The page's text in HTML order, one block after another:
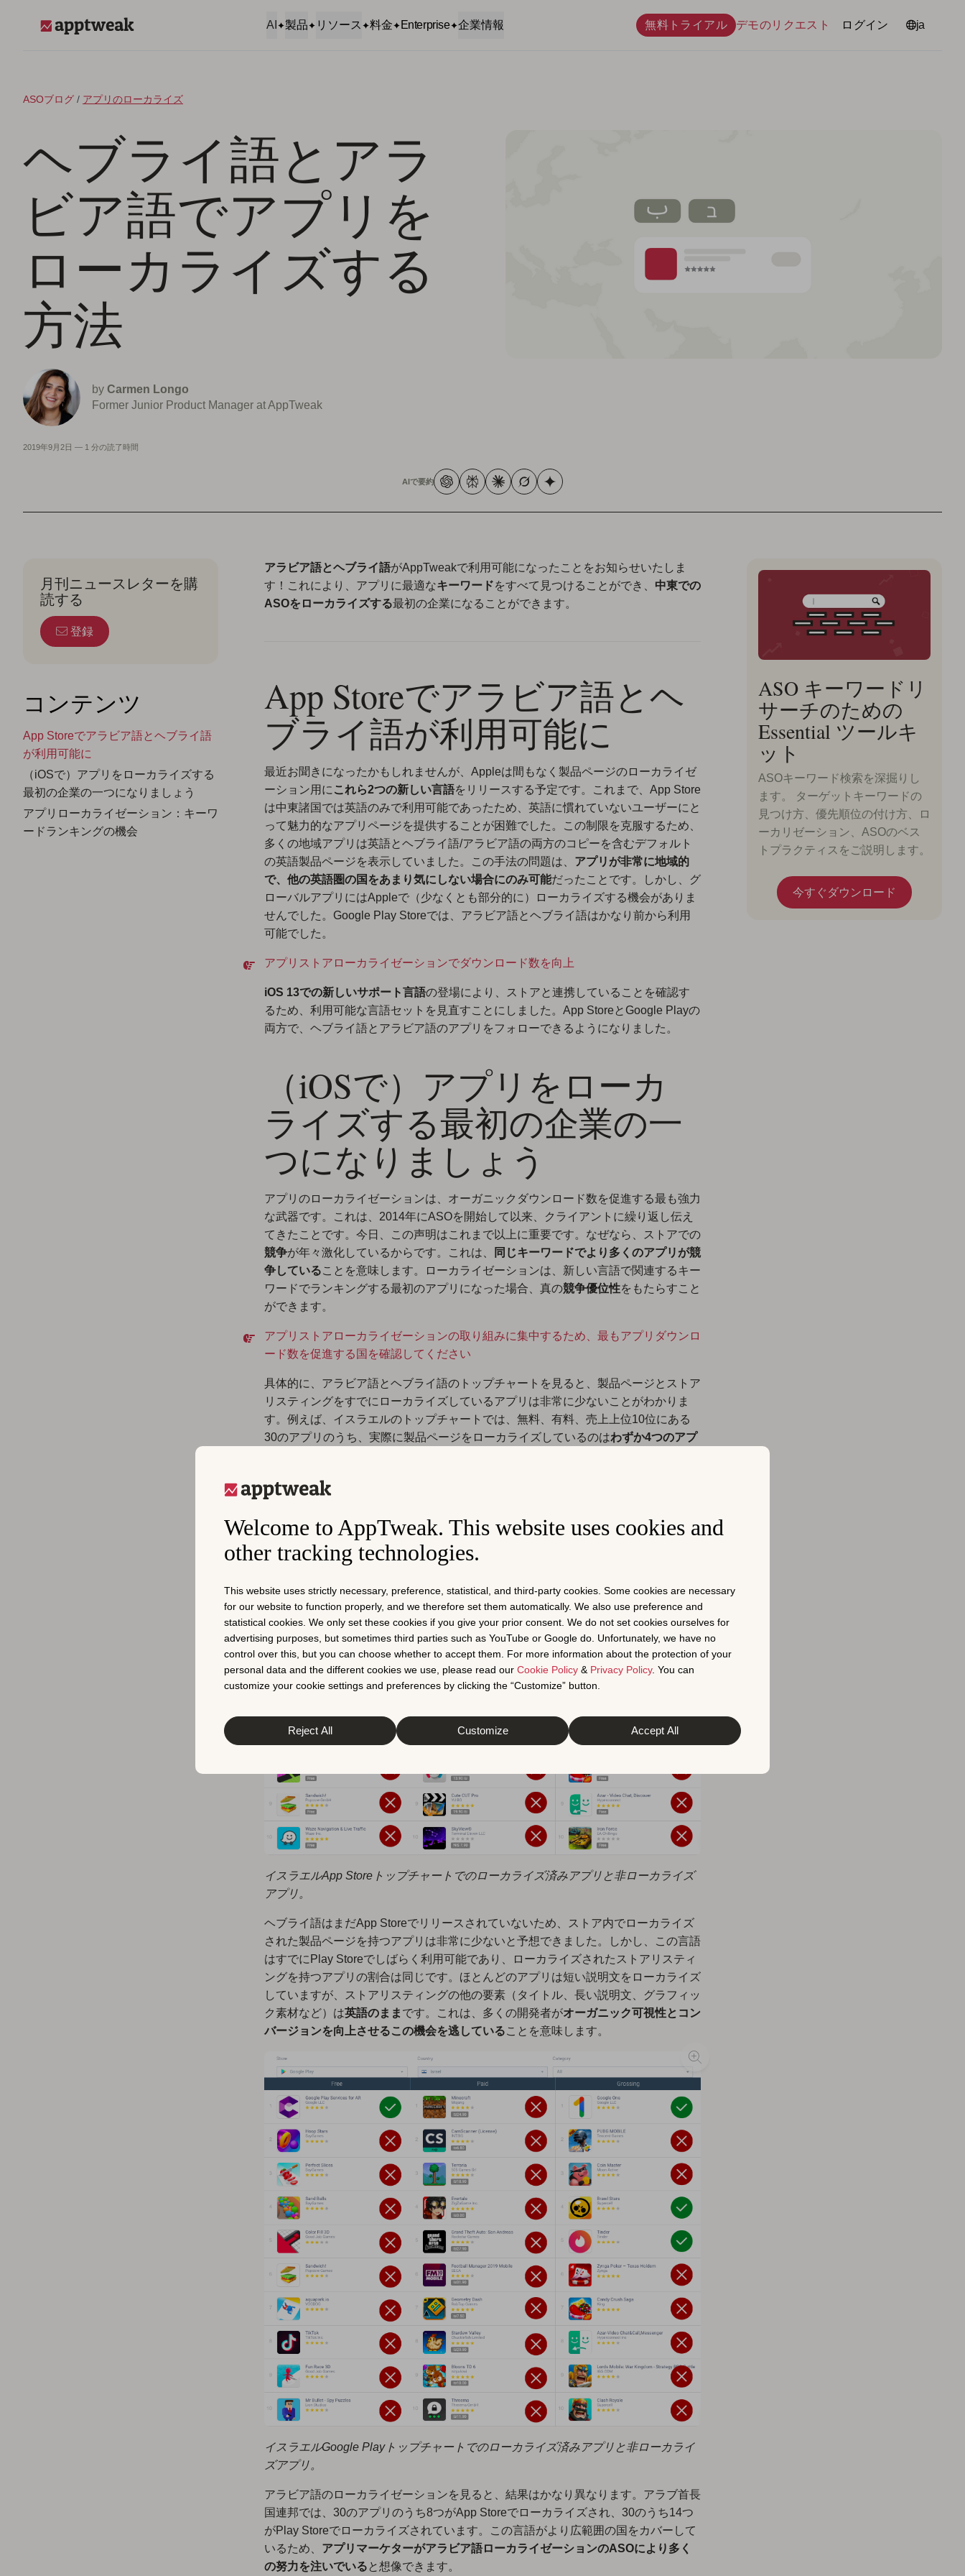
Welcome to AppTweak. This website uses cookies and
other tracking technologies.
This website uses strictly necessary, preference, statistical, and third-party cookies. Some cookies are necessary
for our website to function properly, and we therefore set them automatically. We also use preference and
statistical cookies. We only set these cookies if you give your prior consent. We do not set cookies ourselves for
advertising purposes, but sometimes third parties such as YouTube or Google do. Unfortunately, we have no
control over this, but you can choose whether to accept them. For more information about the protection of your
personal data and the different cookies we use, please read our Cookie Policy & Privacy Policy. You can
customize your cookie settings and preferences by clicking the “Customize” button.
Reject All Customize Accept All
AI 製品 リソース 料金 Enterprise 企業情報 無料トライアル デモのリクエスト ログイン 言語
ja
ASOブログ / アプリのローカライズ
ヘブライ語とアラ
ビア語でアプリを
ローカライズする
方法
by Carmen Longo
Former Junior Product Manager at AppTweak
2019年9月2日 — 1 分の読了時間
AIで要約
月刊ニュースレターを購
読する
登録
コンテンツ
App Storeでアラビア語とヘブライ語
が利用可能に
（iOSで）アプリをローカライズする
最初の企業の一つになりましょう
アプリローカライゼーション：キーワ
ードランキングの機会
アラビア語とヘブライ語がAppTweakで利用可能になったことをお知らせいたしま
す！これにより、アプリに最適なキーワードをすべて見つけることができ、 中東での
ASOをローカライズする最初の企業になることができます。
App Storeでアラビア語とヘ
ブライ語が利用可能に
最近お聞きになったかもしれませんが、Appleは間もなく製品ページのローカライゼ
ーション用に これら2つの新しい言語をリリースする予定です。これまで、App Store
は中東諸国では英語のみで利用可能であったため、英語に慣れていないユーザーにと
って魅力的なアプリページを提供することが困難でした。この制限を克服するため、
多くの地域アプリは英語とヘブライ語/アラビア語の両方のコピーを含むデフォルト
の英語製品ページを表示していました。この手法の問題は、 アプリが非常に地域的
で、他の英語圏の国をあまり気にしない場合にのみ可能だったことです。しかし、グ
ローバルアプリにはAppleで（少なくとも部分的に）ローカライズする機会がありま
せんでした。Google Play Storeでは、アラビア語とヘブライ語はかなり前から利用
可能でした。
アプリストアローカライゼーションでダウンロード数を向上
iOS 13での新しいサポート言語の登場により、ストアと連携していることを確認す
るため、利用可能な言語セットを見直すことにしました。App StoreとGoogle Playの
両方で、ヘブライ語とアラビア語のアプリをフォローできるようになりました。
（iOSで）アプリをローカ
ライズする最初の企業の一
つになりましょう
アプリのローカライゼーションは、オーガニックダウンロード数を促進する最も強力
な武器です。これは、2014年にASOを開始して以来、クライアントに繰り返し伝え
てきたことです。今日、この声明はこれまで以上に重要です。なぜなら、ストアでの
競争が年々激化しているからです。これは、
同じキーワードでより多くのアプリが競
争していることを意味します。ローカライゼーションは、新しい言語で関連するキー
ワードでランキングする最初のアプリになった場合、真の競争優位性をもたらすこと
ができます。
アプリストアローカライゼーションの取り組みに集中するため、最もアプリダウンロ
ード数を促進する国を確認してください
具体的に、アラビア語とヘブライ語のトップチャートを見ると、製品ページとストア
リスティングをすでにローカライズしているアプリは非常に少ないことがわかりま
す。例えば、イスラエルのトップチャートでは、無料、有料、売上上位10位にある
30のアプリのうち、実際に製品ページをローカライズしているのはわずか4つのアプ
イスラエルApp Storeトップチャートでのローカライズ済みアプリと非ローカライズ
アプリ。
ヘブライ語はまだApp Storeでリリースされていないため、ストア内でローカライズ
された製品ページを持つアプリは非常に少ないと予想できました。しかし、この言語
はすでにPlay Storeでしばらく利用可能であり、ローカライズされたストアリスティ
ングを持つアプリの割合は同じです。ほとんどのアプリは短い説明文をローカライズ
していますが、ストアリスティングの他の要素（タイトル、長い説明文、グラフィッ
ク素材など）は英語のまま です。これは、多くの開発者がオーガニック可視性とコン
バージョンを向上させるこの機会を逃していることを意味します。
イスラエルGoogle Playトップチャートでのローカライズ済みアプリと非ローカライ
ズアプリ。
アラビア語のローカライゼーションを見ると、結果はかなり異なります。アラブ首長
国連邦では、30のアプリのうち8つがApp Storeでローカライズされ、30のうち14つ
がPlay Storeでローカライズされています。この言語がより広範囲の国をカバーして
いるため、 アプリ マーケターがアラビア語ローカライゼーションのASOにより多く
の努力を注いでいる と想像できます。
ASO キーワードリ
サーチのための
Essential ツールキ
ット
ASOキーワード検索を深掘りし
ます。 ターゲットキーワードの
見つけ方、優先順位の付け方、ロ
ーカリゼーション、ASOのベス
トプラクティスをご説明します。
今すぐダウンロード